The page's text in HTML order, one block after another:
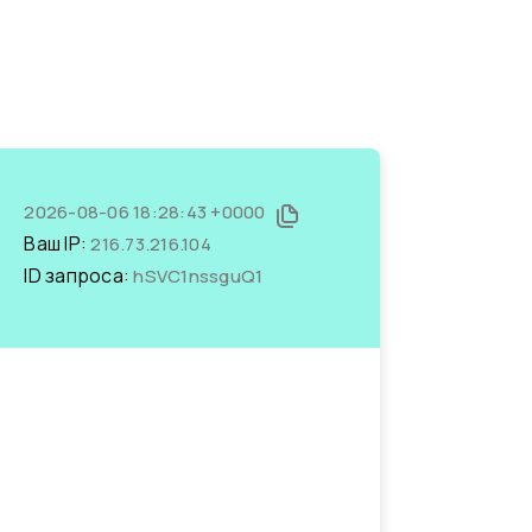
2026-08-06 18:28:43 +0000
Ваш IP:216.73.216.104
ID запроса:hSVC1nssguQ1